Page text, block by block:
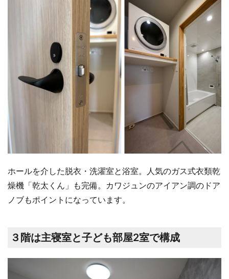
ホールを介した脱衣・洗濯室と浴室。人気のガス式衣類乾
燥機「乾太くん」も完備。カワジュンのアイアン調のドア
ノブもポイントになっています。
３階は主寝室と子ども部屋2室で構成